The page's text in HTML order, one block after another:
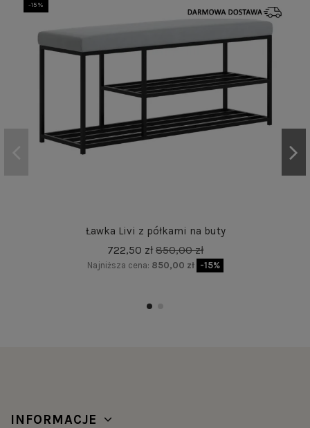
-15%
Ławka Livi z półkami na buty
722,50 zł 850,00 zł
Najniższa cena: 850,00 zł -15%
INFORMACJE